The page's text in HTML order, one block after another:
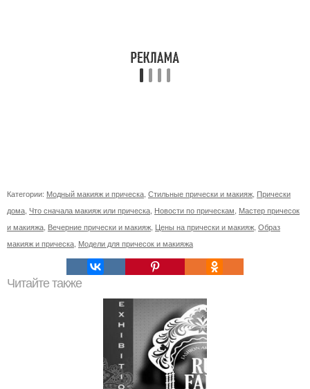
Категории: Модный макияж и прическа Стильные прически и макияж Прически
дома Что сначала макияж или прическа Новости по прическам Мастер причесок
и макияжа Вечерние прически и макияж Цены на прически и макияж Образ
макияж и прическа Модели для причесок и макияжа
Читайте также